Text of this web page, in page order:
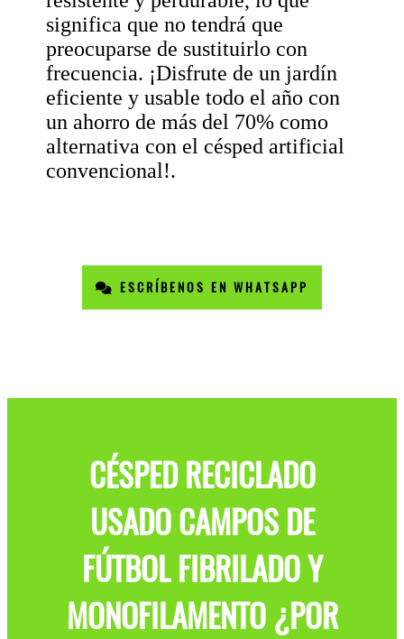
significa que no tendrá que
preocuparse de sustituirlo con
frecuencia. ¡Disfrute de un jardín
eficiente y usable todo el año con
un ahorro de más del 70% como
alternativa con el césped artificial
convencional!.
ESCRÍBENOS EN WHATSAPP
CÉSPED RECICLADO
USADO CAMPOS DE
FÚTBOL FIBRILADO Y
MONOFILAMENTO ¿POR